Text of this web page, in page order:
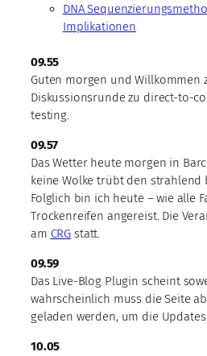
DNA
Implikationen
09.55
Guten morgen und Willkommen
Diskussionsrunde zu direct-to-
testing.
09.57
Das Wetter heute morgen in
keine Wolke trübt den strahlend
Folglich bin ich heute – wie alle
Trockenreifen angereist. Die
am CRG statt.
09.59
Das Live-Blog Plugin scheint
wahrscheinlich muss die Seite
geladen werden, um die
10.05